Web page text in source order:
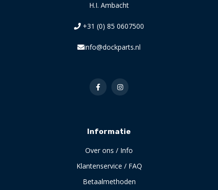
H.I. Ambacht
+31 (0) 85 0607500
info@dockparts.nl
Informatie
Over ons / Info
Klantenservice / FAQ
Betaalmethoden